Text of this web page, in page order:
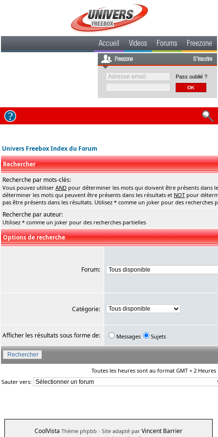
Accueil Videos Forums Freezone
Freezone S'inscrire
Pass oublié ?
Univers Freebox Index du Forum
Rechercher
Recherche par mots-clés:
Vous pouvez utiliser AND pour déterminer les mots qui doivent être présents dans
déterminer les mots qui peuvent être présents dans les résultats et NOT pour
pas être présents dans les résultats. Utilisez * comme un joker pour des recherches
Recherche par auteur:
Utilisez * comme un joker pour des recherches partielles
Options de recherche
Forum:
Catégorie:
Afficher les résultats sous forme de: Messages Sujets
Toutes les heures sont au format GMT + 2 Heures
Sauter vers:
CoolVista Thème phpbb - Site adapté par Vincent Barrier